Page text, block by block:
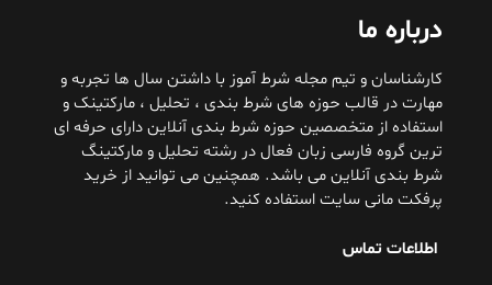
درباره ما
کارشناسان و تیم مجله شرط آموز با داشتن سال ها تجربه و
مهارت در قالب حوزه های شرط بندی ، تحلیل ، مارکتینک و
استفاده از متخصصین حوزه شرط بندی آنلاین دارای حرفه ای
ترین گروه فارسی زبان فعال در رشته تحلیل و مارکتینگ
شرط بندی آنلاین می باشد. همچنین می توانید از خرید
پرفکت مانی سایت استفاده کنید.
اطلاعات تماس